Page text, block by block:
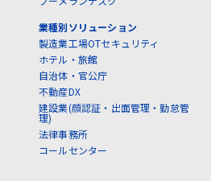
業種別ソリューション
製造業工場OTセキュリティ
ホテル・旅館
自治体・官公庁
不動産DX
建設業(顔認証・出面管理・勤怠管
理)
法律事務所
コールセンター